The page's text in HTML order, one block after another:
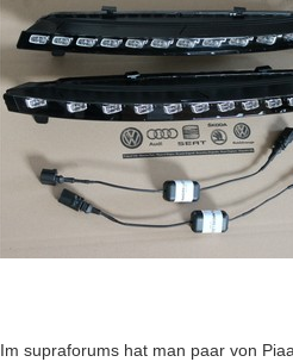
Im supraforums hat man paar von